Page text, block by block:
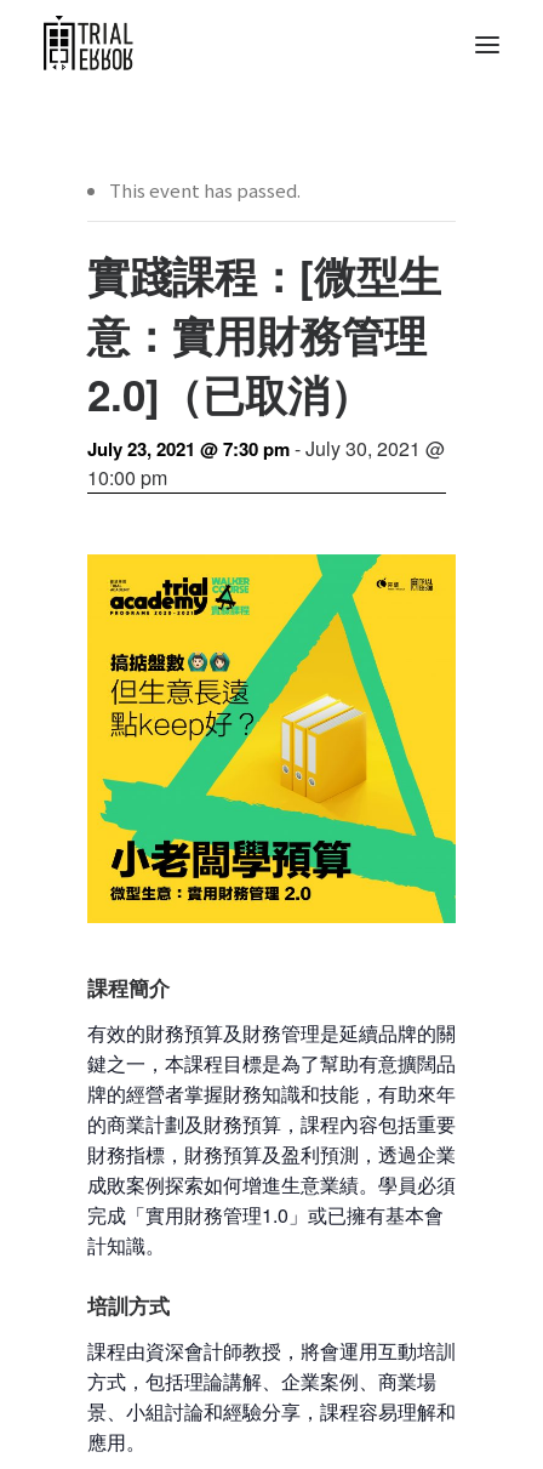
This event has passed.
實踐課程：[微型生
意：實用財務管理
2.0]（已取消）
July 23, 2021 @ 7:30 pm-July 30, 2021 @
10:00 pm
課程簡介
有效的財務預算及財務管理是延續品牌的關
鍵之一，本課程目標是為了幫助有意擴闊品
牌的經營者掌握財務知識和技能，有助來年
的商業計劃及財務預算，課程內容包括重要
財務指標，財務預算及盈利預測，透過企業
成敗案例探索如何增進生意業績。學員必須
完成「實用財務管理1.0」或已擁有基本會
計知識。
培訓方式
課程由資深會計師教授，將會運用互動培訓
方式，包括理論講解、企業案例、商業場
景、小組討論和經驗分享，課程容易理解和
應用。